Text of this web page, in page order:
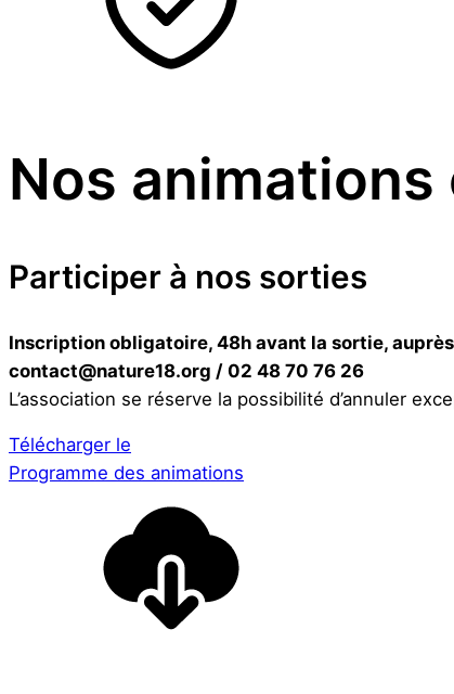
Nos
Participer à nos sorties
Inscription obligatoire, 48h avant la sortie, auprès
contact@nature18.org / 02 48 70 76 26
L’association se réserve la possibilité d’annuler
Télécharger le
Programme des animations